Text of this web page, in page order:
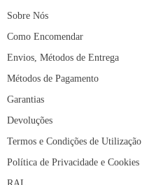
Sobre Nós
Como Encomendar
Envios, Métodos de Entrega
Métodos de Pagamento
Garantias
Devoluções
Termos e Condições de Utilização
Política de Privacidade e Cookies